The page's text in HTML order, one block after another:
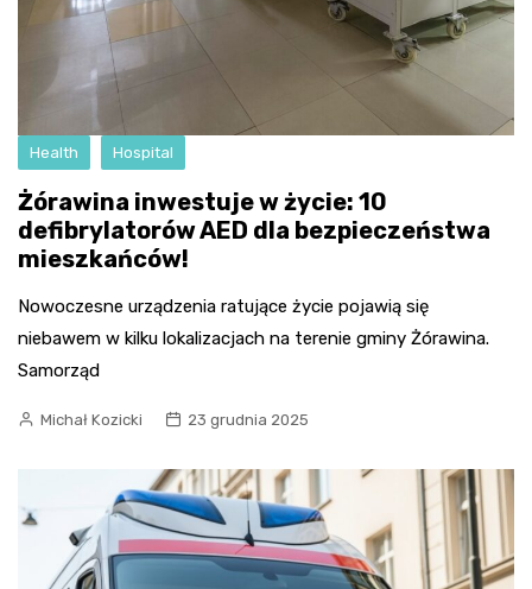
Health Hospital
Żórawina inwestuje w życie: 10
defibrylatorów AED dla bezpieczeństwa
mieszkańców!
Nowoczesne urządzenia ratujące życie pojawią się
niebawem w kilku lokalizacjach na terenie gminy Żórawina.
Samorząd
Michał Kozicki 23 grudnia 2025